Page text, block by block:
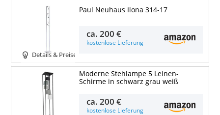
Details & Preise
Paul Neuhaus Ilona 314-17
ca.200 €
kostenlose Lieferung
Moderne Stehlampe 5 Leinen-
Schirme in schwarz grau weiß
ca.200 €
kostenlose Lieferung